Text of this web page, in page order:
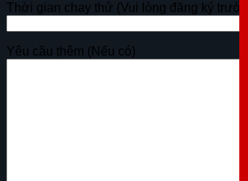
Thời gian chạy thử (Vui lòng đăng ký
Yêu cầu thêm (Nếu có)